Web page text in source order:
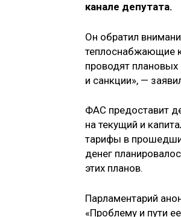
канале депутата.
Он обратил
теплоснабжающие
проводят
и санкции», —
ФАС предоставит
на текущий и
тарифы в
денег
этих планов.
Парламентарий
«Проблему и пути